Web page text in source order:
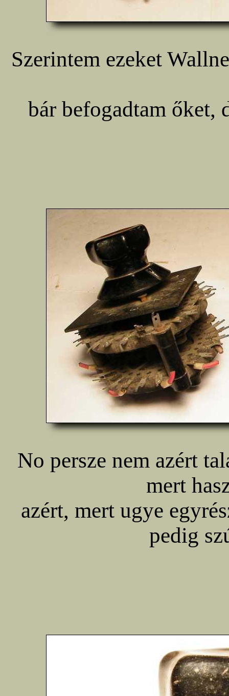
Szerintem ezeket
bár befogadtam őket,
No persze nem azért
mert
azért, mert ugye
pedig